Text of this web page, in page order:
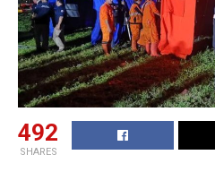
492
SHARES